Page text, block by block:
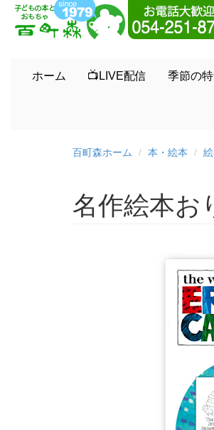
ホーム 📺LIVE配信 季節の
百町森ホーム 本・絵本
名作絵本